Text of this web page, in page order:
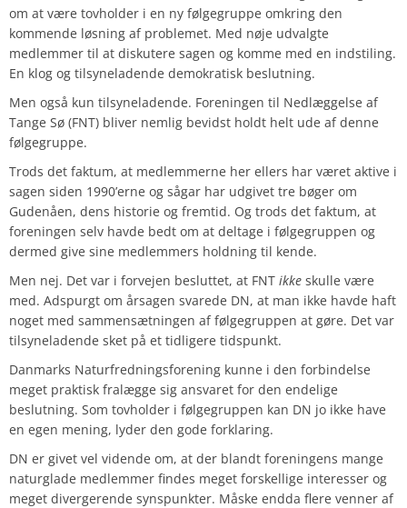
om at være tovholder i en ny følgegruppe omkring den
kommende løsning af problemet. Med nøje udvalgte
medlemmer til at diskutere sagen og komme med en indstiling.
En klog og tilsyneladende demokratisk beslutning.
Men også kun tilsyneladende. Foreningen til Nedlæggelse af
Tange Sø (FNT) bliver nemlig bevidst holdt helt ude af denne
følgegruppe.
Trods det faktum, at medlemmerne her ellers har været aktive i
sagen siden 1990’erne og sågar har udgivet tre bøger om
Gudenåen, dens historie og fremtid. Og trods det faktum, at
foreningen selv havde bedt om at deltage i følgegruppen og
dermed give sine medlemmers holdning til kende.
Men nej. Det var i forvejen besluttet, at FNT ikke skulle være
med. Adspurgt om årsagen svarede DN, at man ikke havde haft
noget med sammensætningen af følgegruppen at gøre. Det var
tilsyneladende sket på et tidligere tidspunkt.
Danmarks Naturfredningsforening kunne i den forbindelse
meget praktisk fralægge sig ansvaret for den endelige
beslutning. Som tovholder i følgegruppen kan DN jo ikke have
en egen mening, lyder den gode forklaring.
DN er givet vel vidende om, at der blandt foreningens mange
naturglade medlemmer findes meget forskellige interesser og
meget divergerende synspunkter. Måske endda flere venner af